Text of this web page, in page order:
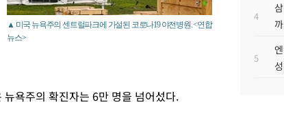
▲ 미국 뉴욕주의 센트럴파크에 가설된 코로나19 야전병원. <연합
뉴스>
욕주의 확진자는 6만 명을 넘어섰다.
4
5